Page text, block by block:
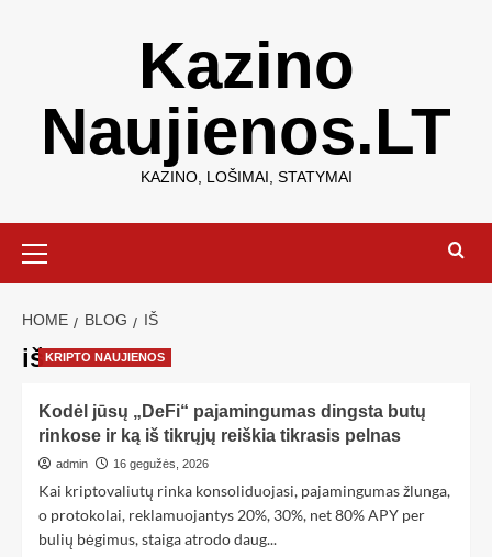
Kazino
Naujienos.LT
KAZINO, LOŠIMAI, STATYMAI
HOME BLOG IŠ
išKRIPTO NAUJIENOS
Kodėl jūsų „DeFi“ pajamingumas dingsta butų
rinkose ir ką iš tikrųjų reiškia tikrasis pelnas
admin 16 gegužės, 2026
Kai kriptovaliutų rinka konsoliduojasi, pajamingumas žlunga,
o protokolai, reklamuojantys 20%, 30%, net 80% APY per
bulių bėgimus, staiga atrodo daug...